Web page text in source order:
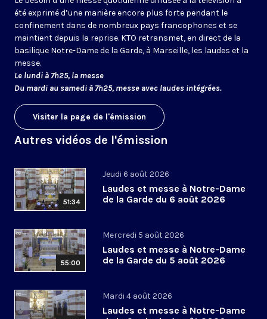
été exprimé d’une manière encore plus forte pendant le
confinement dans de nombreux pays francophones et se
maintient depuis la reprise. KTO retransmet, en direct de la
basilique Notre-Dame de la Garde, à Marseille, les laudes et la
messe.
Le lundi à 7h25, la messe
Du mardi au samedi à 7h25, messe avec laudes intégrées.
Visiter la page de l'émission
Autres vidéos de l'émission
51:34
Jeudi 6 août 2026
Laudes et messe à Notre-Dame
de la Garde du 6 août 2026
55:00
Mercredi 5 août 2026
Laudes et messe à Notre-Dame
de la Garde du 5 août 2026
Mardi 4 août 2026
Laudes et messe à Notre-Dame